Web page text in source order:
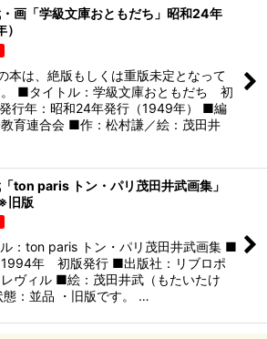
画「学級文庫おともだち」昭和24年
本は、絶版もしくは重版未定となって
。 ■タイトル：学級文庫おともだち 初
行年：昭和24年発行（1949年） ■編
育連合会 ■作：松村謙／絵：茂田井
ton paris トン・パリ茂田井武画集」
旧版
：ton paris トン・パリ茂田井武画集 ■
1994年 初版発行 ■出版社：リブロポ
ヴィル ■絵：茂田井武（もたいたけ
：並品 ・旧版です。 …